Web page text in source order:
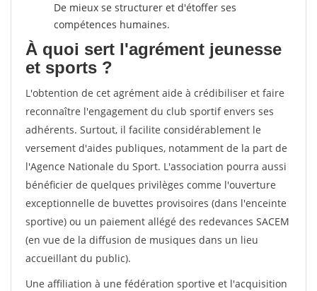
De mieux se structurer et d'étoffer ses
compétences humaines.
À quoi sert l'agrément jeunesse
et sports ?
L'obtention de cet agrément aide à crédibiliser et faire
reconnaître l'engagement du club sportif envers ses
adhérents. Surtout, il facilite considérablement le
versement d'aides publiques, notamment de la part de
l'Agence Nationale du Sport. L'association pourra aussi
bénéficier de quelques privilèges comme l'ouverture
exceptionnelle de buvettes provisoires (dans l'enceinte
sportive) ou un paiement allégé des redevances SACEM
(en vue de la diffusion de musiques dans un lieu
accueillant du public).
Une affiliation à une fédération sportive et l'acquisition